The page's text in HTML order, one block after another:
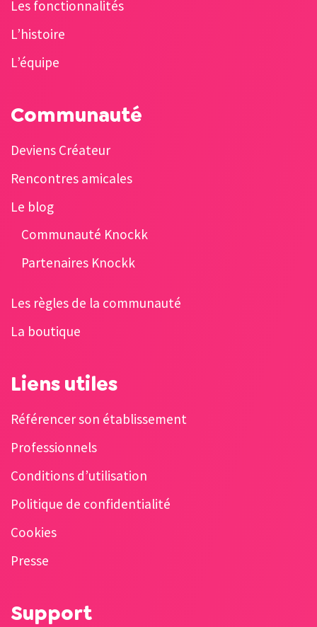
Les fonctionnalités
L’histoire
L’équipe
Communauté
Deviens Créateur
Rencontres amicales
Le blog
Communauté Knockk
Partenaires Knockk
Les règles de la communauté
La boutique
Liens utiles
Référencer son établissement
Professionnels
Conditions d’utilisation
Politique de confidentialité
Cookies
Presse
Support